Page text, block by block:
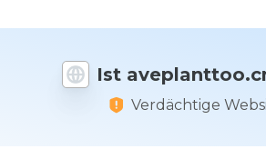
Ist
Verdächtige
Sie diese
auf einer
Skala von